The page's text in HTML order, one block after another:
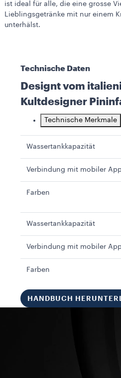
ist ideal für alle, die eine grosse
Lieblingsgetränke mit nur einem
unterhälst.
Technische Daten
Designt vom
Kultdesigner
Technische Merkmale
Wassertankkapazität
Verbindung mit mobiler
Farben
Wassertankkapazität
Verbindung mit mobiler
Farben
HANDBUCH